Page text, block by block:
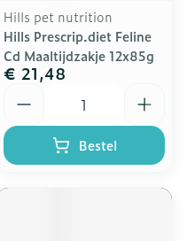
Hills pet nutrition
Hills Prescrip.diet Feline
Cd Maaltijdzakje 12x85g
€ 21,48
Bestel